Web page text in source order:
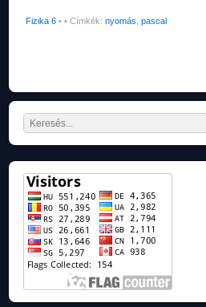
Fizika 6 • • Címkék:nyomás ,pascal